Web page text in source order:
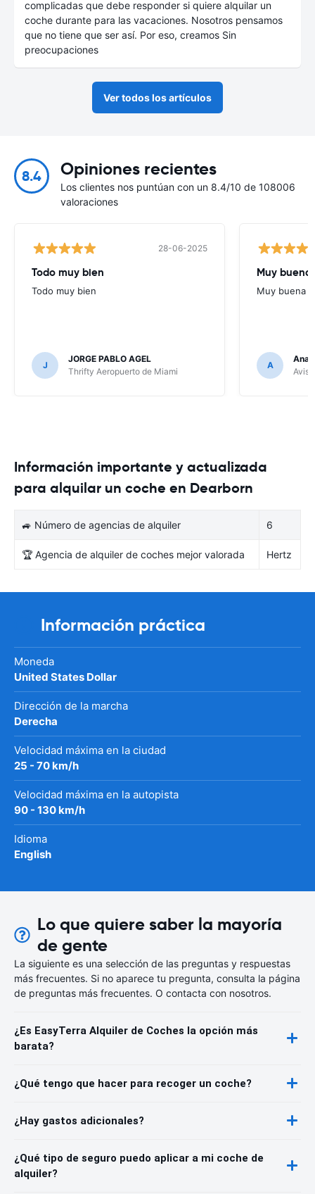
complicadas que debe responder si quiere alquilar un
coche durante para las vacaciones. Nosotros pensamos
que no tiene que ser así. Por eso, creamos Sin
preocupaciones
Ver todos los artículos
8.4 Opiniones recientes
Los clientes nos puntúan con un 8.4/10 de 108006
valoraciones
28-06-2025
Todo muy bien
Todo muy bien
J
JORGE PABLO AGEL
Thrifty Aeropuerto de Miami
Muy buena
Muy buena
A
Ana
Avis
Información importante y actualizada
para alquilar un coche en Dearborn
🚙 Número de agencias de alquiler 6
🏆 Agencia de alquiler de coches mejor valorada Hertz
Información práctica
Moneda
United States Dollar
Dirección de la marcha
Derecha
Velocidad máxima en la ciudad
25 - 70 km/h
Velocidad máxima en la autopista
90 - 130 km/h
Idioma
English
Lo que quiere saber la mayoría
de gente
La siguiente es una selección de las preguntas y respuestas
más frecuentes. Si no aparece tu pregunta, consulta la página
de preguntas más frecuentes. O contacta con nosotros.
¿Es EasyTerra Alquiler de Coches la opción más
barata?
¿Qué tengo que hacer para recoger un coche?
¿Hay gastos adicionales?
¿Qué tipo de seguro puedo aplicar a mi coche de
alquiler?